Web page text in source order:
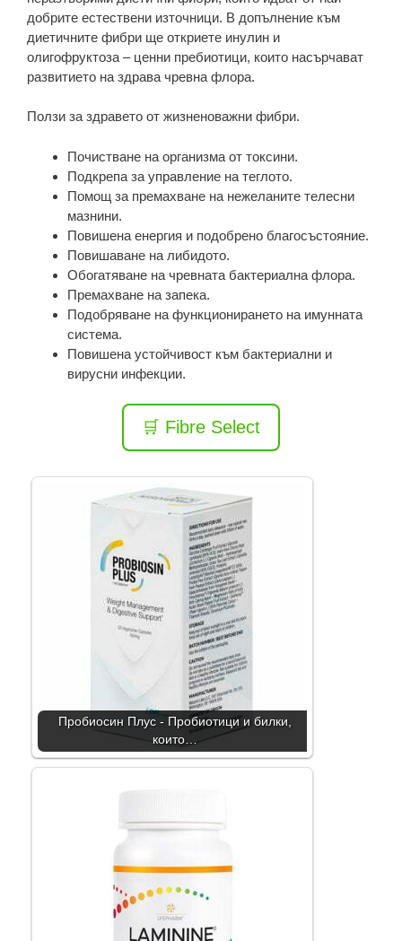
добрите естествени източници. В допълнение към
диетичните фибри ще откриете инулин и
олигофруктоза – ценни пребиотици, които насърчават
развитието на здрава чревна флора.
Ползи за здравето от жизненоважни фибри.
Почистване на организма от токсини.
Подкрепа за управление на теглото.
Помощ за премахване на нежеланите телесни
мазнини.
Повишена енергия и подобрено благосъстояние.
Повишаване на либидото.
Обогатяване на чревната бактериална флора.
Премахване на запека.
Подобряване на функционирането на имунната
система.
Повишена устойчивост към бактериални и
вирусни инфекции.
🛒 Fibre Select
Пробиосин Плус - Пробиотици и билки,
които…